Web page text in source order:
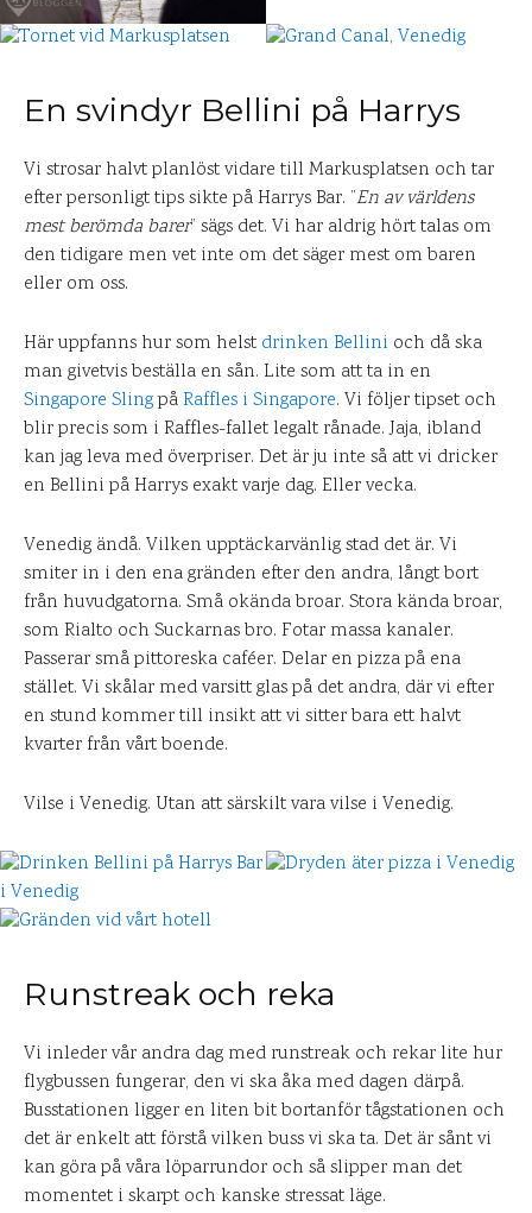
En svindyr Bellini på Harrys
Vi strosar halvt planlöst vidare till Markusplatsen och tar
efter personligt tips sikte på Harrys Bar. ”En av världens
mest berömda barer” sägs det. Vi har aldrig hört talas om
den tidigare men vet inte om det säger mest om baren
eller om oss.
Här uppfanns hur som helst drinken Bellini och då ska
man givetvis beställa en sån. Lite som att ta in en
Singapore SlingpåRaffles i Singapore. Vi följer tipset och
blir precis som i Raffles-fallet legalt rånade. Jaja, ibland
kan jag leva med överpriser. Det är ju inte så att vi dricker
en Bellini på Harrys exakt varje dag. Eller vecka.
Venedig ändå. Vilken upptäckarvänlig stad det är. Vi
smiter in i den ena gränden efter den andra, långt bort
från huvudgatorna. Små okända broar. Stora kända broar,
som Rialto och Suckarnas bro. Fotar massa kanaler.
Passerar små pittoreska caféer. Delar en pizza på ena
stället. Vi skålar med varsitt glas på det andra, där vi efter
en stund kommer till insikt att vi sitter bara ett halvt
kvarter från vårt boende.
Vilse i Venedig. Utan att särskilt vara vilse i Venedig.
Runstreak och reka
Vi inleder vår andra dag med runstreak och rekar lite hur
flygbussen fungerar, den vi ska åka med dagen därpå.
Busstationen ligger en liten bit bortanför tågstationen och
det är enkelt att förstå vilken buss vi ska ta. Det är sånt vi
kan göra på våra löparrundor och så slipper man det
momentet i skarpt och kanske stressat läge.